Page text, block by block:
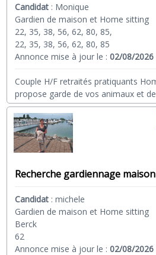
Candidat : Monique
Gardien de maison et Home sitting
22, 35, 38, 56, 62, 80, 85,
22, 35, 38, 56, 62, 80, 85
Annonce mise à jour le :02/08/2026
Couple H/F retraités pratiquants
propose garde de vos animaux et
Recherche gardiennage
Candidat :michele
Gardien de maison et Home sitting
Berck
62
Annonce mise à jour le :02/08/2026